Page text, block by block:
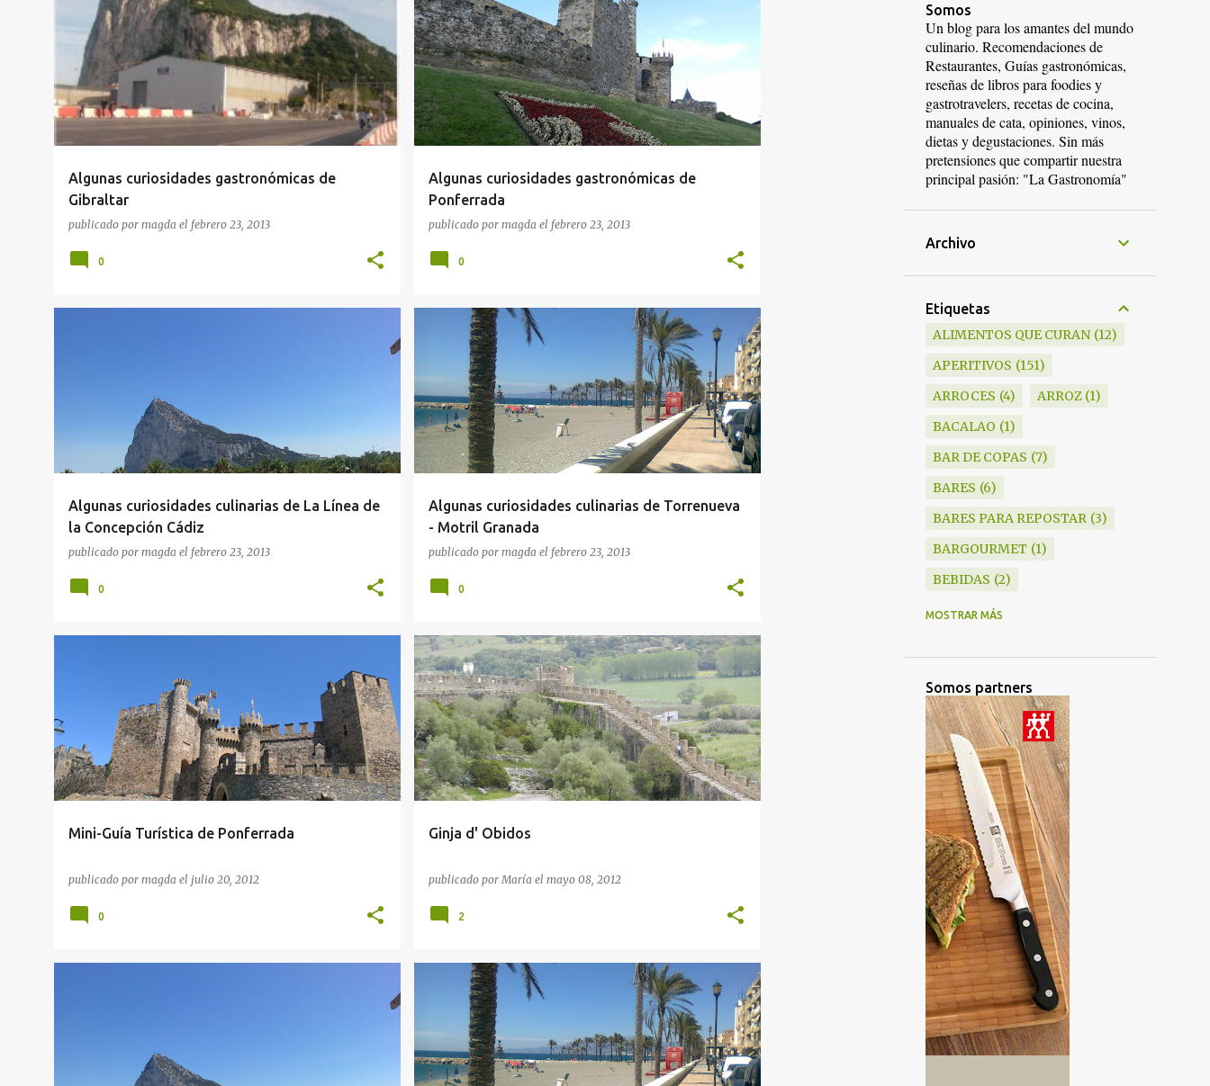
r
a
d
Algunas curiosidades gastronómicas de
Gibraltar
publicado por magda el febrero 23, 2013
GUÍAS GASTRONÓMICAS RUTAS GASTRONÓMICAS
0
Algunas curiosidades gastronómicas de
Ponferrada
publicado por magda el febrero 23, 2013
GUÍAS GASTRONÓMICAS
0
Algunas curiosidades culinarias de La Línea de
la Concepción Cádiz
publicado por magda el febrero 23, 2013
0
Algunas curiosidades culinarias de Torrenueva
- Motril Granada
publicado por magda el febrero 23, 2013
GUÍAS GASTRONÓMICAS RESTAURANTES EN ANDALUCIA
0
Mini-Guía Turística de Ponferrada
publicado por magda el julio 20, 2012
RESTAURANTES EN CASTILLA LEON
0
Ginja d' Obidos
publicado por María el mayo 08, 2012
GUÍAS GASTRONÓMICAS
2
GUÍAS GASTRONÓMICAS
Somos
Un blog para los amantes del mundo
culinario. Recomendaciones de
Restaurantes, Guías gastronómicas,
reseñas de libros para foodies y
gastrotravelers, recetas de cocina,
manuales de cata, opiniones, vinos,
dietas y degustaciones. Sin más
pretensiones que compartir nuestra
principal pasión: "La Gastronomía"
Archivo
Etiquetas
ALIMENTOS QUE CURAN 12
APERITIVOS 151
ARROCES 4 ARROZ 1
BACALAO 1
BAR DE COPAS 7
BARES 6
BARES PARA REPOSTAR 3
BARGOURMET 1
BEBIDAS 2
BLANKY 6
BROWNIE 1
BURGUERS 2
CANAPES 2 CARNES
CATA DE ACEITES DE OLIVA
VIRGEN EXTRA
CATA DE AGUA
1
CATA DE CERVEZAS 15
CATA DE CHOCOLATES
CATA DE QUESO
3
CATA DE QUESOS 6
CATA DE RON 3
CATA DE VINOS 193
CATA DE WHISKY 2
MOSTRAR MÁS
Somos partners